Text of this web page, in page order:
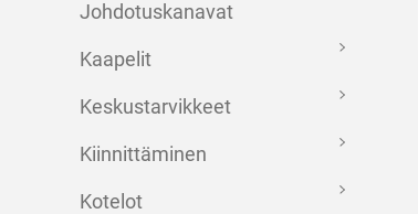
Johdotuskanavat
Kaapelit
Keskustarvikkeet
Kiinnittäminen
Kotelot